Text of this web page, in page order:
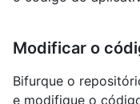
Modificar o
Bifurque o
e modifique o